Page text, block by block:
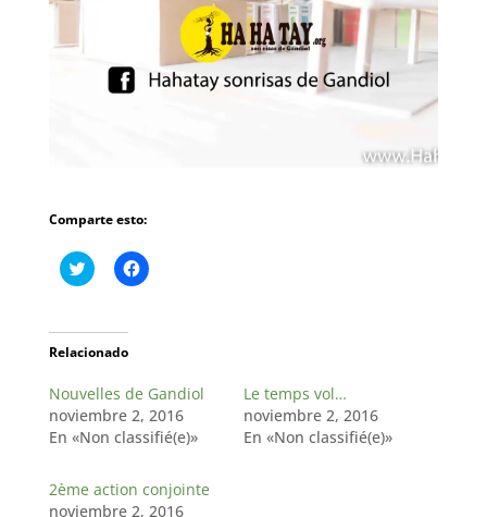
Comparte esto:
H
a
i
c
r
c
o
m
r
t
H
a
r
c
o
m
r
Relacionado
Nouvelles de Gandiol
noviembre 2, 2016
En «Non classifié(e)»
Le temps vol…
noviembre 2, 2016
En «Non classifié(e)»
2ème action conjointe
noviembre 2, 2016